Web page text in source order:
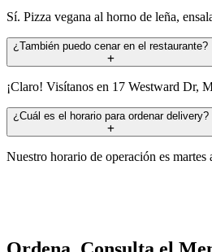
Sí. Pizza vegana al horno de leña,
¿También puedo cenar en el restaurante?
¡Claro! Visítanos en 17 Westward Dr,
¿Cuál es el horario para ordenar delivery?
Nuestro horario de operación es